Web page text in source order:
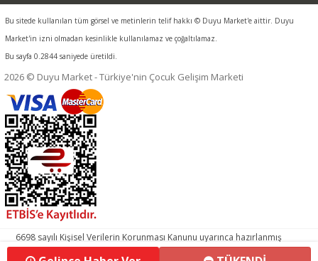
Bu sitede kullanılan tüm görsel ve metinlerin telif hakkı © Duyu Market'e aittir. Duyu
Market'in izni olmadan kesinlikle kullanılamaz ve çoğaltılamaz.
Bu sayfa 0.2844 saniyede üretildi.
2026 © Duyu Market - Türkiye'nin Çocuk Gelişim Marketi
6698 sayılı Kişisel Verilerin Korunması Kanunu uyarınca hazırlanmış
aydınlatma metnimizi okumak ve sitemizde ilgili mevzuata uygun